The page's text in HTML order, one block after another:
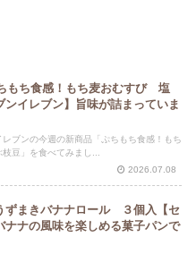
もち食感！もち麦おむすび 塩
ンイレブン】旨味が詰まっていま
レブンの今週の新商品「ぷちもち食感！もち
豆」を食べてみまし...
2026.07.08
ずまきバナナロール ３個入【セ
ナナの風味を楽しめる菓子パンで